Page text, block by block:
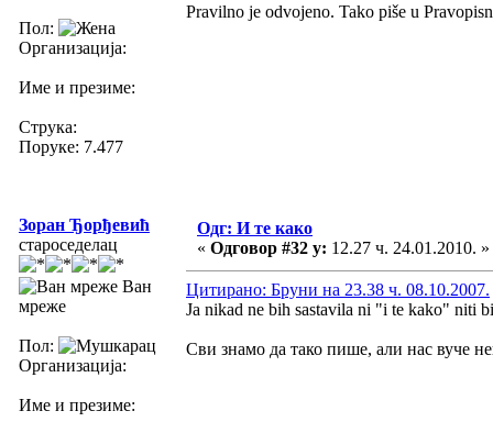
Пол:
Организација:
Име и презиме:
Струка:
Поруке: 7.477
Pravilno je odvojeno. Tako piše u
Зоран Ђорђевић
староседелац
Ван
мреже
Пол:
Организација:
Име и презиме:
Одг: И те како
« Одговор #32 у: 12.27 ч. 24.01.2010. »
Цитирано: Бруни на 23.38 ч. 08.10.2007.
Ja nikad ne bih sastavila ni "i te kako" niti
Сви знамо да тако пише, али нас вуче